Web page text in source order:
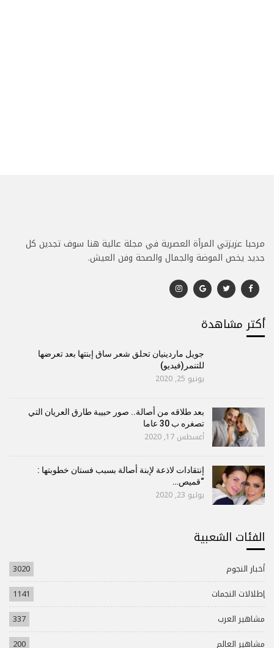
مرحبا عزيزتي المرأة العصرية في مجلة عالية هنا سوف تجدين كل
جديد يخص الموضة والجمال والصحة وفن العيش.
أكتر مشاهدة
جويل ماردينيان تحلق شعر ساق إبنتها بعد تعرضها
للتنمر(فيديو)
يونيو 25, 2020
بعد طلاقه من أصالة.. صور حبيبة طارق العريان التي
تصغره ب 30 عاما
أغسطس 17, 2020
إنتقادات لاذعة لإبنة أصالة بسبب فستان خطوبتها :
“قميص…
يوليو 23, 2020
الفئات الشعبية
أخبار النجوم
3020
إطلالات النجمات
1141
مشاهير العرب
337
مشاهير العالم
200